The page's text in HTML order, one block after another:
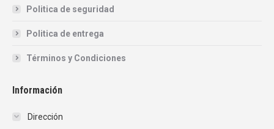
Politica de seguridad
Politica de entrega
Términos y Condiciones
Información
Dirección